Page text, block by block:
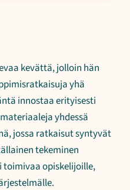
kevättä, jolloin hän
yhä
innostaa erityisesti
yhdessä
jossa ratkaisut syntyvät
tekeminen
toimivaa opiskelijoille,